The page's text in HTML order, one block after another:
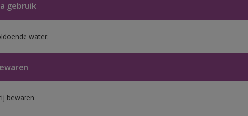
gebruik
water.
bewaren